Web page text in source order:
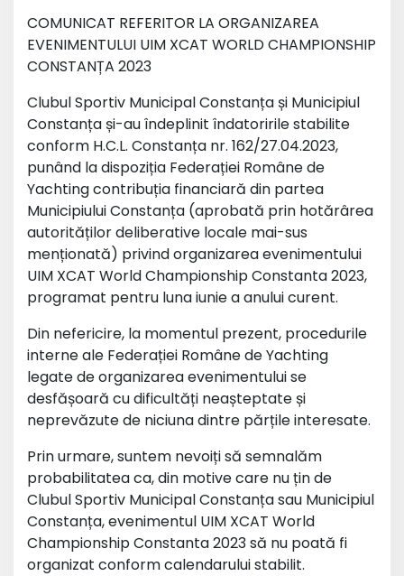
COMUNICAT REFERITOR LA ORGANIZAREA
EVENIMENTULUI UIM XCAT WORLD CHAMPIONSHIP
CONSTANȚA 2023
Clubul Sportiv Municipal Constanța și Municipiul
Constanța și-au îndeplinit îndatoririle stabilite
conform H.C.L. Constanța nr. 162/27.04.2023,
punând la dispoziția Federației Române de
Yachting contribuția financiară din partea
Municipiului Constanța (aprobată prin hotărârea
autorităților deliberative locale mai-sus
menționată) privind organizarea evenimentului
UIM XCAT World Championship Constanta 2023,
programat pentru luna iunie a anului curent.
Din nefericire, la momentul prezent, procedurile
interne ale Federației Române de Yachting
legate de organizarea evenimentului se
desfășoară cu dificultăți neașteptate și
neprevăzute de niciuna dintre părțile interesate.
Prin urmare, suntem nevoiți să semnalăm
probabilitatea ca, din motive care nu țin de
Clubul Sportiv Municipal Constanța sau Municipiul
Constanța, evenimentul UIM XCAT World
Championship Constanta 2023 să nu poată fi
organizat conform calendarului stabilit.